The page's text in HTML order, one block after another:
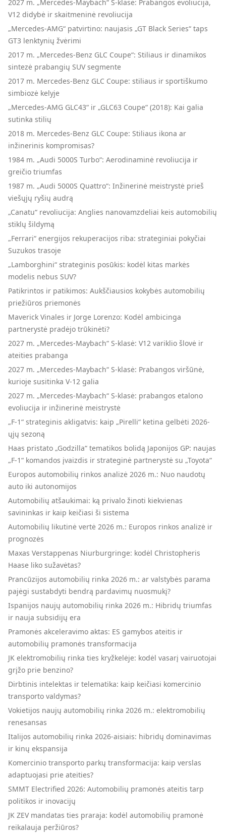
2027 m. „Mercedes-Maybach“ S-klasė: Prabangos evoliucija,
V12 didybė ir skaitmeninė revoliucija
„Mercedes-AMG“ patvirtino: naujasis „GT Black Series“ taps
GT3 lenktynių žvėrimi
2017 m. „Mercedes-Benz GLC Coupe“: Stiliaus ir dinamikos
sintezė prabangių SUV segmente
2017 m. Mercedes-Benz GLC Coupe: stiliaus ir sportiškumo
simbiozė kelyje
„Mercedes-AMG GLC43“ ir „GLC63 Coupe“ (2018): Kai galia
sutinka stilių
2018 m. Mercedes-Benz GLC Coupe: Stiliaus ikona ar
inžinerinis kompromisas?
1984 m. „Audi 5000S Turbo“: Aerodinaminė revoliucija ir
greičio triumfas
1987 m. „Audi 5000S Quattro“: Inžinerinė meistrystė prieš
viešųjų ryšių audrą
„Canatu“ revoliucija: Anglies nanovamzdeliai keis automobilių
stiklų šildymą
„Ferrari“ energijos rekuperacijos riba: strateginiai pokyčiai
Suzukos trasoje
„Lamborghini“ strateginis posūkis: kodėl kitas markės
modelis nebus SUV?
Patikrintos ir patikimos: Aukščiausios kokybės automobilių
priežiūros priemonės
Maverick Vinales ir Jorge Lorenzo: Kodėl ambicinga
partnerystė pradėjo trūkinėti?
2027 m. „Mercedes-Maybach“ S-klasė: V12 variklio šlovė ir
ateities prabanga
2027 m. „Mercedes-Maybach“ S-klasė: Prabangos viršūnė,
kurioje susitinka V-12 galia
2027 m. „Mercedes-Maybach“ S-klasė: prabangos etalono
evoliucija ir inžinerinė meistrystė
„F-1“ strateginis akligatvis: kaip „Pirelli“ ketina gelbėti 2026-
ųjų sezoną
Haas pristato „Godzilla“ tematikos bolidą Japonijos GP: naujas
„F-1“ komandos įvaizdis ir strateginė partnerystė su „Toyota“
Europos automobilių rinkos analizė 2026 m.: Nuo naudotų
auto iki autonomijos
Automobilių atšaukimai: ką privalo žinoti kiekvienas
savininkas ir kaip keičiasi ši sistema
Automobilių likutinė vertė 2026 m.: Europos rinkos analizė ir
prognozės
Maxas Verstappenas Niurburgringe: kodėl Christopheris
Haase liko sužavėtas?
Prancūzijos automobilių rinka 2026 m.: ar valstybės parama
pajėgi sustabdyti bendrą pardavimų nuosmukį?
Ispanijos naujų automobilių rinka 2026 m.: Hibridų triumfas
ir nauja subsidijų era
Pramonės akceleravimo aktas: ES gamybos ateitis ir
automobilių pramonės transformacija
JK elektromobilių rinka ties kryžkelėje: kodėl vasarį vairuotojai
grįžo prie benzino?
Dirbtinis intelektas ir telematika: kaip keičiasi komercinio
transporto valdymas?
Vokietijos naujų automobilių rinka 2026 m.: elektromobilių
renesansas
Italijos automobilių rinka 2026-aisiais: hibridų dominavimas
ir kinų ekspansija
Komercinio transporto parkų transformacija: kaip verslas
adaptuojasi prie ateities?
SMMT Electrified 2026: Automobilių pramonės ateitis tarp
politikos ir inovacijų
JK ZEV mandatas ties praraja: kodėl automobilių pramonė
reikalauja peržiūros?